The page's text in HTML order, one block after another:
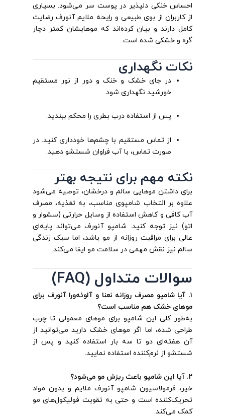
احساس خنکی دلپذیر در پوست سر می‌شود. بسیاری
از کاربران از بوی طبیعی و رایحه ملایم آنورف رضایت
کامل دارند و بیان کرده‌اند که موهایشان کمتر دچار
گره و خشکی شده است.
نکات نگهداری
در جای خشک و خنک و دور از نور مستقیم
خورشید نگهداری شود.
پس از استفاده درب بطری را محکم ببندید.
از تماس مستقیم با چشم‌ها خودداری کنید. در
صورت تماس، با آب فراوان شستشو دهید.
نکته مهم برای نتیجه بهتر
برای داشتن موهایی سالم و درخشان، توصیه می‌شود
علاوه بر انتخاب شامپوی مناسب، به تغذیه، مصرف
آب کافی و کاهش استفاده از وسایل حرارتی (سشوار و
اتو) نیز توجه کنید. شامپو آنورف می‌تواند پایه‌ای
عالی برای مراقبت روزانه از مو باشد، اما سبک زندگی
سالم نیز نقش مهمی در سلامت مو ایفا می‌کند.
سوالات متداول (FAQ)
۱. آیا شامپو مصرف روزانه نعنا و آلوئه‌ورا آنورف برای
موهای خشک هم مناسب است؟
به‌طور کلی این شامپو برای موهای معمولی تا چرب
طراحی شده، اما اگر موهای خشک دارید می‌توانید از
آن هفته‌ای دو تا سه بار استفاده کنید و پس از
شستشو از نرم‌کننده استفاده نمایید.
۲. آیا این شامپو باعث ریزش مو می‌شود؟
خیر، فرمولاسیون شامپو آنورف ملایم و بدون مواد
تحریک‌کننده است و حتی به تقویت فولیکول‌های مو
کمک می‌کند.